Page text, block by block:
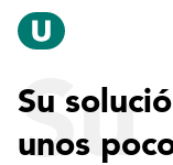
Su
Su
unos